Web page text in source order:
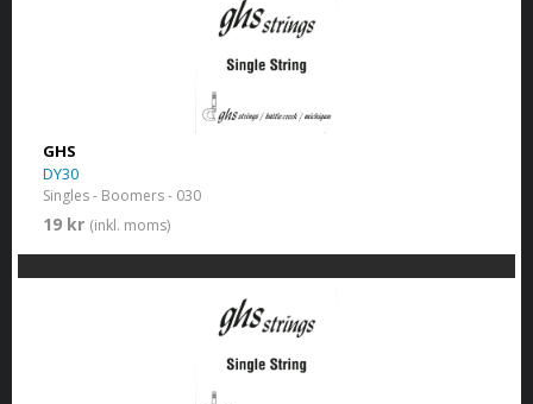
GHS
DY30
Singles - Boomers - 030
19 kr (inkl. moms)